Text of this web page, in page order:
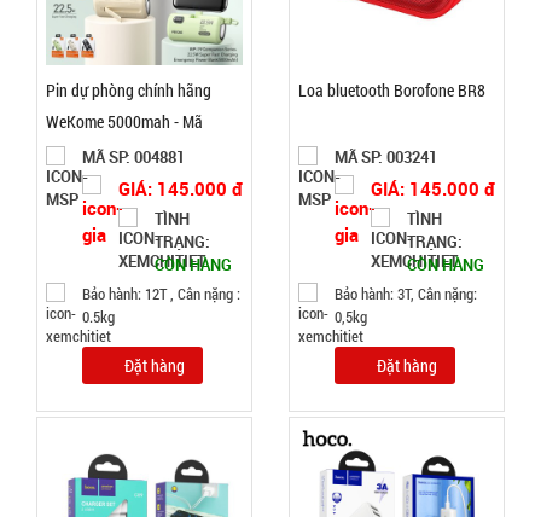
Chuông
báo động
chống trộm
cửa
MÃ
SP:
Pin dự phòng chính hãng
WeKome 5000mah - Mã
WP19 sạc nhanh QC3 22,5w
MÃ SP: 004881
GIÁ: 145.000 đ
TÌNH
TRẠNG:
CÒN HÀNG
Bảo hành: 12T , Cân nặng :
0.5kg
Đặt hàng
Loa bluetooth Borofone BR8
MÃ SP: 003241
GIÁ: 145.000 đ
TÌNH
TRẠNG:
CÒN HÀNG
Bảo hành: 3T, Cân nặng:
0,5kg
Đặt hàng